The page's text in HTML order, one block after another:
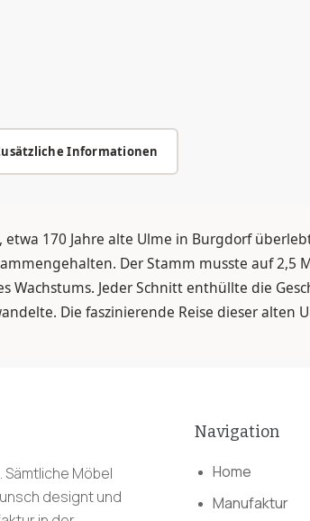
Informationen
etwa 170 Jahre alte Ulme in Burgdorf
Der Stamm musste auf 2,5
Wachstums. Jeder Schnitt enthüllte die
Die faszinierende Reise dieser alten
Möbel
designt und
Navigation
Home
Manufaktur